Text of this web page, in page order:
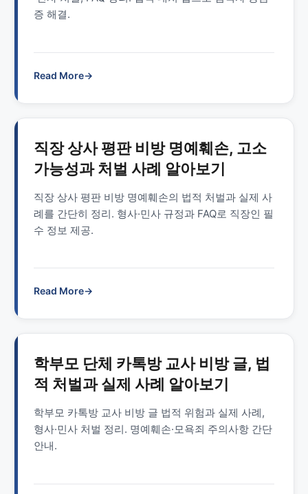
증 해결.
Read More→
직장 상사 평판 비방 명예훼손, 고소
가능성과 처벌 사례 알아보기
직장 상사 평판 비방 명예훼손의 법적 처벌과 실제 사
례를 간단히 정리. 형사·민사 규정과 FAQ로 직장인 필
수 정보 제공.
Read More→
학부모 단체 카톡방 교사 비방 글, 법
적 처벌과 실제 사례 알아보기
학부모 카톡방 교사 비방 글 법적 위험과 실제 사례,
형사·민사 처벌 정리. 명예훼손·모욕죄 주의사항 간단
안내.